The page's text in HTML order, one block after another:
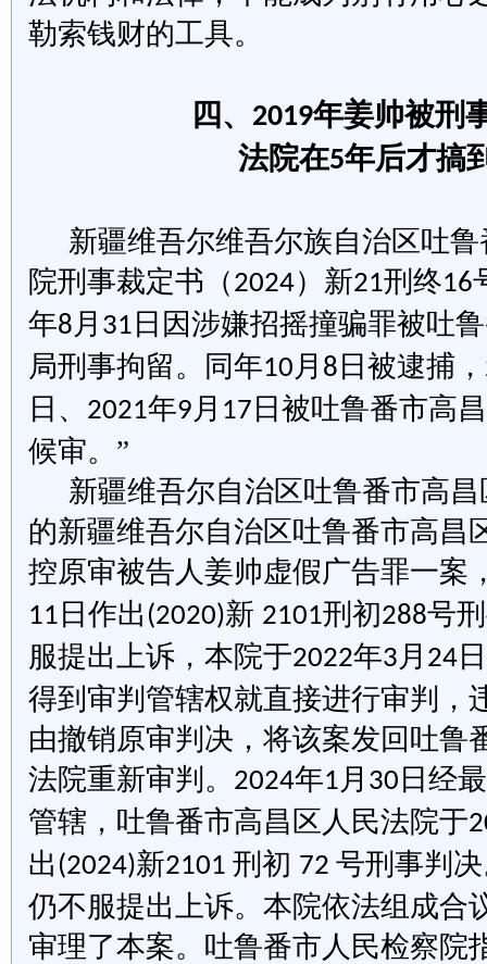
勒索钱财的工具。
四、 2019年姜帅被刑
法院在5年后才搞
新疆维吾尔维吾尔族自治区吐
院刑事裁定书（2024）新21刑终16
年8月 31 日因涉嫌招摇撞骗罪被吐
局刑事拘留。同年10月 8 日被逮捕，
日、 2021年9月 17 日被吐鲁番市高
候审。”
新疆维吾尔自治区吐鲁番市高
的新疆维吾尔自治区吐鲁番市高昌
控原审被告人姜帅虚假广告罪一案
11 日作出 (2020)新 2101刑初288号
服提出上诉，本院于2022年3月 24
得到审判管辖权就直接进行审判，
由撤销原审判决，将该案发回吐鲁
法院重新审判。 2024年1月 30 日经
管辖，吐鲁番市高昌区人民法院于
出 (2024)新2101 刑初 72 号刑事判
仍不服提出上诉。本院依法组成合
审理了本案。吐鲁番市人民检察院